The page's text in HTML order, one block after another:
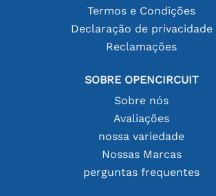
Termos e Condições
Declaração de privacidade
Reclamações
SOBRE OPENCIRCUIT
Sobre nós
Avaliações
nossa variedade
Nossas Marcas
perguntas frequentes